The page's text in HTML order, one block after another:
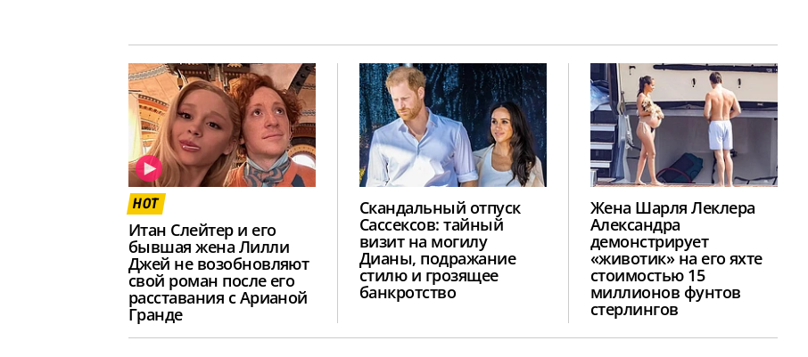
HOT
Итан Слейтер и его
бывшая жена Лилли
Джей не возобновляют
свой роман после его
расставания с Арианой
Гранде
Скандальный отпуск
Сассексов: тайный
визит на могилу
Дианы, подражание
стилю и грозящее
банкротство
Жена Шарля Леклера
Александра
демонстрирует
«животик» на его яхте
стоимостью 15
миллионов фунтов
стерлингов